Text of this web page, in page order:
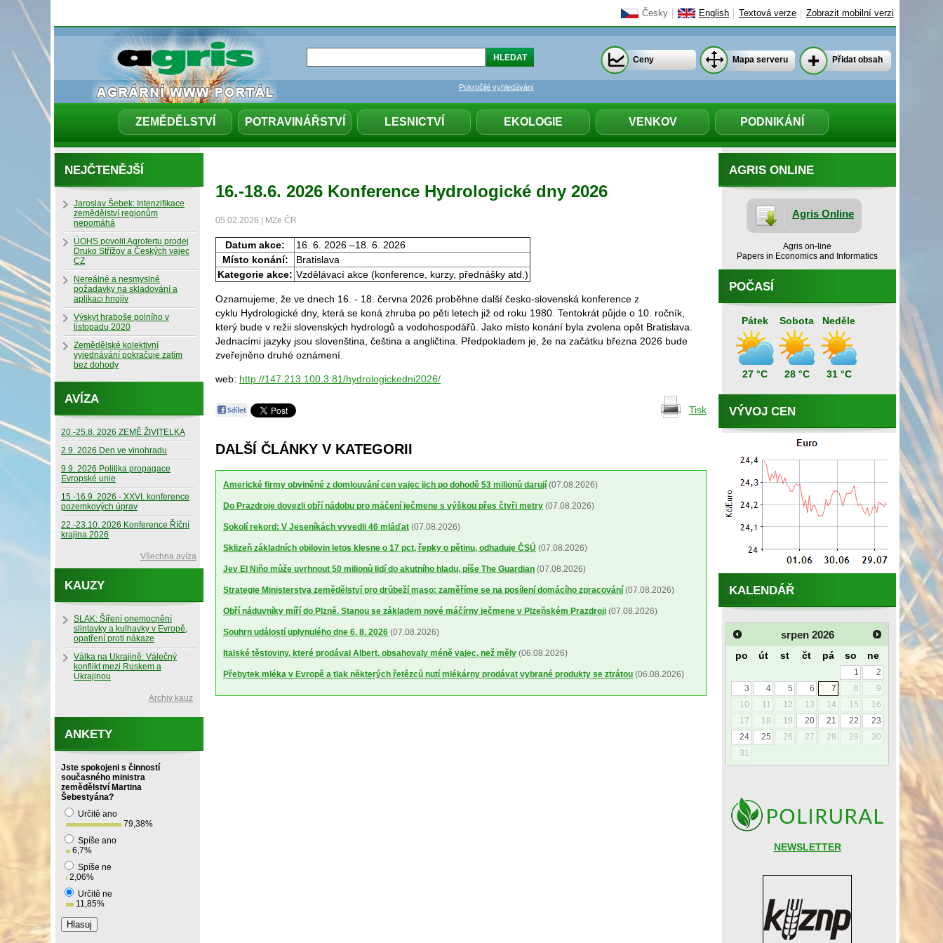
Česky English Textová verze Zobrazit mobilní verzi
ZEMĚDĚLSTVÍ POTRAVINÁŘSTVÍ LESNICTVÍ EKOLOGIE VENKOV PODNIKÁNÍ
Pokročilé vyhledávání
Ceny Mapa serveru Přidat obsah
16.-18.6. 2026 Konference Hydrologické dny 2026
05.02.2026 | MZe ČR
Datum akce:
16. 6. 2026 –18. 6. 2026
Místo konání:
Bratislava
Kategorie akce: Vzdělávací akce (konference, kurzy, přednášky atd.)
Oznamujeme, že ve dnech 16. - 18. června 2026 proběhne další česko-slovenská konference z
cyklu Hydrologické dny, která se koná zhruba po pěti letech již od roku 1980. Tentokrát půjde o 10. ročník,
který bude v režii slovenských hydrologů a vodohospodářů. Jako místo konání byla zvolena opět Bratislava.
Jednacími jazyky jsou slovenština, čeština a angličtina. Předpokladem je, že na začátku března 2026 bude
zveřejněno druhé oznámení.
web: http://147.213.100.3:81/hydrologickedni2026/
Tisk
DALŠÍ ČLÁNKY V KATEGORII
Americké firmy obviněné z domlouvání cen vajec jich po dohodě 53 milionů darují (07.08.2026)
Do Prazdroje dovezli obří nádobu pro máčení ječmene s výškou přes čtyři metry (07.08.2026)
Sokolí rekord: V Jeseníkách vyvedli 46 mláďat (07.08.2026)
Sklizeň základních obilovin letos klesne o 17 pct, řepky o pětinu, odhaduje ČSÚ (07.08.2026)
Jev El Niňo může uvrhnout 50 milionů lidí do akutního hladu, píše The Guardian (07.08.2026)
Strategie Ministerstva zemědělství pro drůbeží maso: zaměříme se na posílení domácího zpracování (07.08.2026)
Obří náduvníky míří do Plzně. Stanou se základem nové máčírny ječmene v Plzeňském Prazdroji (07.08.2026)
Souhrn událostí uplynulého dne 6. 8. 2026 (07.08.2026)
Italské těstoviny, které prodával Albert, obsahovaly méně vajec, než měly (06.08.2026)
Přebytek mléka v Evropě a tlak některých řetězců nutí mlékárny prodávat vybrané produkty se ztrátou (06.08.2026)
AGRIS ONLINE
Agris Online
Agris on-line
Papers in Economics and Informatics
POČASÍ
Pátek
27 °C
Sobota
28 °C
Neděle
31 °C
VÝVOJ CEN
KALENDÁŘ
srpen 2026
po út st čt pá so ne
1
2
3
4 5 6 7 8
9
10
11 12 13 14 15
16
17
18 19 20 21 22
23
24
25 26 27 28 29
30
31
NEWSLETTER
NEJČTENĚJŠÍ
Jaroslav Šebek: Intenzifikace
zemědělství regionům
nepomáhá
ÚOHS povolil Agrofertu prodej
Druko Střížov a Českých vajec
CZ
Nereálné a nesmyslné
požadavky na skladování a
aplikaci hnojiv
Výskyt hraboše polního v
listopadu 2020
Zemědělské kolektivní
vyjednávání pokračuje zatím
bez dohody
AVÍZA
20.-25.8. 2026 ZEMĚ ŽIVITELKA
2.9. 2026 Den ve vinohradu
9.9. 2026 Politika propagace
Evropské unie
15.-16.9. 2026 - XXVI. konference
pozemkových úprav
22.-23.10. 2026 Konference Říční
krajina 2026
Všechna avíza
KAUZY
SLAK: Šíření onemocnění
slintavky a kulhavky v Evropě,
opatření proti nákaze
Válka na Ukrajině: Válečný
konflikt mezi Ruskem a
Ukrajinou
Archiv kauz
ANKETY
Jste spokojeni s činností
současného ministra
zemědělství Martina
Šebestyána?
Určitě ano
79,38%
Spíše ano
6,7%
Spíše ne
2,06%
Určitě ne
11,85%